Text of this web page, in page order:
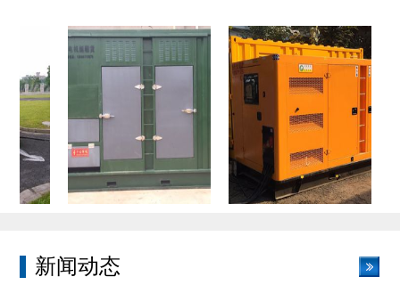
新闻动态